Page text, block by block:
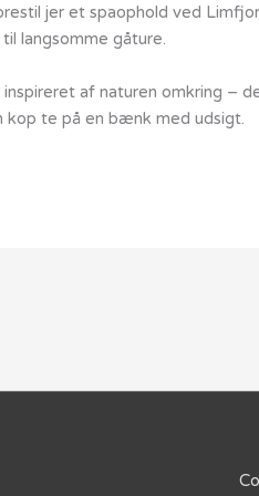
jer et spaophold ved
langsomme gåture.
af naturen omkring –
kop te på en bænk med udsigt.